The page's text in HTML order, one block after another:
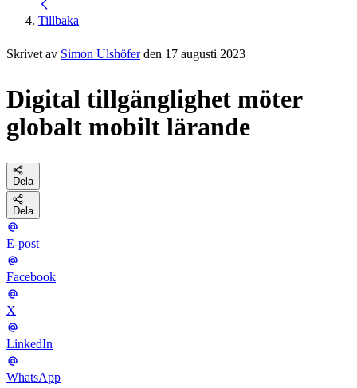
Tillbaka
Skrivet av Simon Ulshöferden 17 augusti 2023
Digital tillgänglighet möter
globalt mobilt lärande
Dela
Dela
E-post
Facebook
X
LinkedIn
WhatsApp